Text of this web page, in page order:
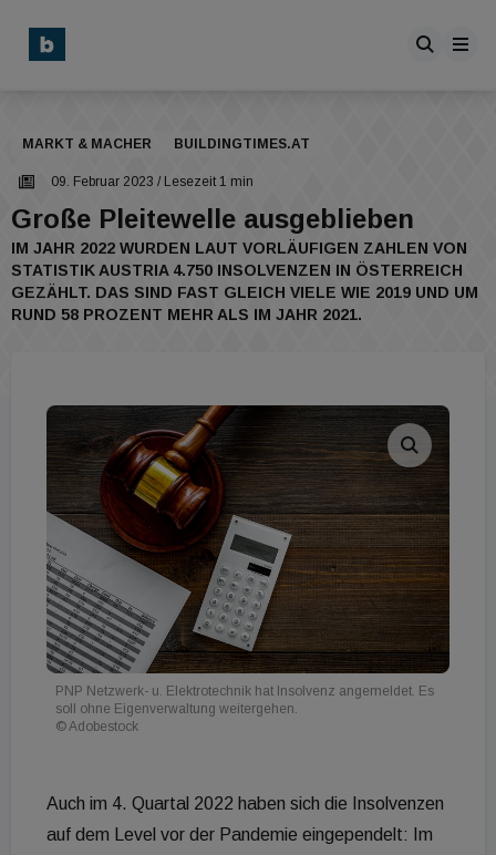
MARKT & MACHER BUILDINGTIMES.AT
09. Februar 2023 / Lesezeit 1 min
Große Pleitewelle ausgeblieben
IM JAHR 2022 WURDEN LAUT VORLÄUFIGEN ZAHLEN VON
STATISTIK AUSTRIA 4.750 INSOLVENZEN IN ÖSTERREICH
GEZÄHLT. DAS SIND FAST GLEICH VIELE WIE 2019 UND UM
RUND 58 PROZENT MEHR ALS IM JAHR 2021.
PNP Netzwerk- u. Elektrotechnik hat Insolvenz angemeldet. Es
soll ohne Eigenverwaltung weitergehen.
© Adobestock
Auch im 4. Quartal 2022 haben sich die Insolvenzen
auf dem Level vor der Pandemie eingependelt: Im